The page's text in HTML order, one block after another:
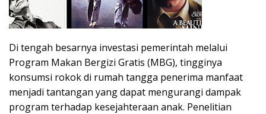
Di tengah besarnya investasi pemerintah melalui
Program Makan Bergizi Gratis (MBG), tingginya
konsumsi rokok di rumah tangga penerima manfaat
menjadi tantangan yang dapat mengurangi dampak
program terhadap kesejahteraan anak. Penelitian